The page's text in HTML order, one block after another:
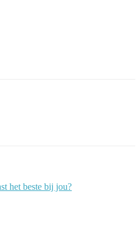
het beste bij jou?